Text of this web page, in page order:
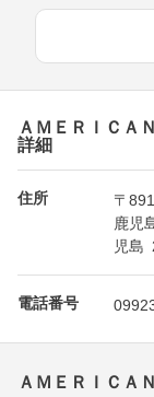
ＡＭＥＲＩＣＡ
詳細
住所
〒
鹿児
児島
電話番号
ＡＭＥＲＩＣＡ